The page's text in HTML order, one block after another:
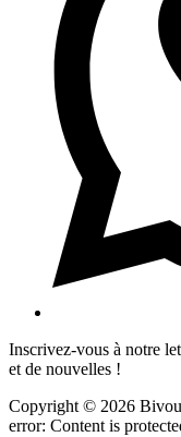
Inscrivez-vous à notre
et de nouvelles !
Copyright © 2026
error: Content is